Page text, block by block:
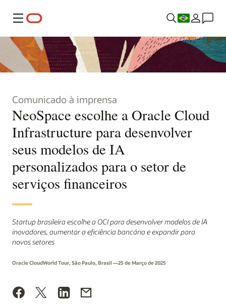
Menu
Comunicado à imprensa
NeoSpace escolhe a Oracle Cloud
Infrastructure para desenvolver
seus modelos de IA
personalizados para o setor de
serviços financeiros
Startup brasileira escolhe a OCI para desenvolver modelos de IA
inovadores, aumentar a eficiência bancária e expandir para
novos setores
Oracle CloudWorld Tour, São Paulo, Brasil —25 de Março de 2025